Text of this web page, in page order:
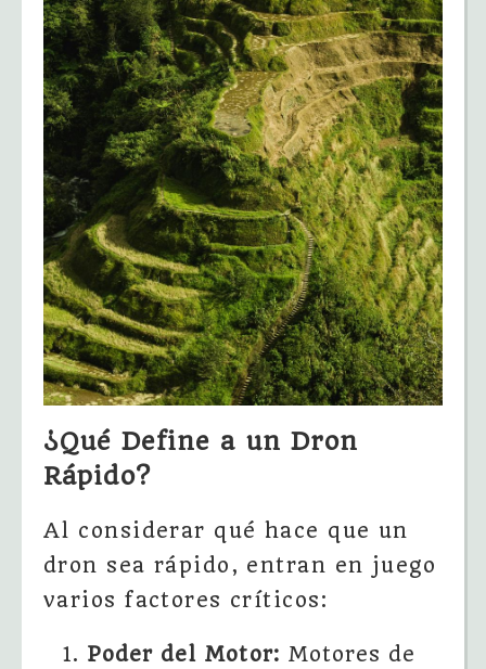
¿Qué Define a un Dron
Rápido?
Al considerar qué hace que un
dron sea rápido, entran en juego
varios factores críticos:
Poder del Motor: Motores de